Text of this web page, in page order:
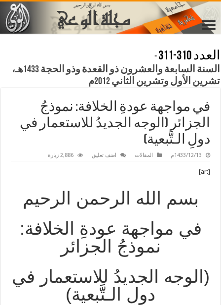
العدد 310-311
-
السنة السابعة والعشرون ذو القعدة وذو الحجة 1433هـ،
تشرين الأول وتشرين الثاني 2012م
في مواجهة عودةِ الخلافة: نموذجُ
الجزائر (الوجه الجديدُ للاستعمار في
دولِ الـتَّبعية)
1433/12/13م المقالات اضف تعليق 2,886 زيارة
[:ar]
بسم الله الرحمن الرحيم
في مواجهة عودةِ الخلافة:
نموذجُ الجزائر
(الوجه الجديدُ للاستعمار في
دولِ الـتَّبعية)